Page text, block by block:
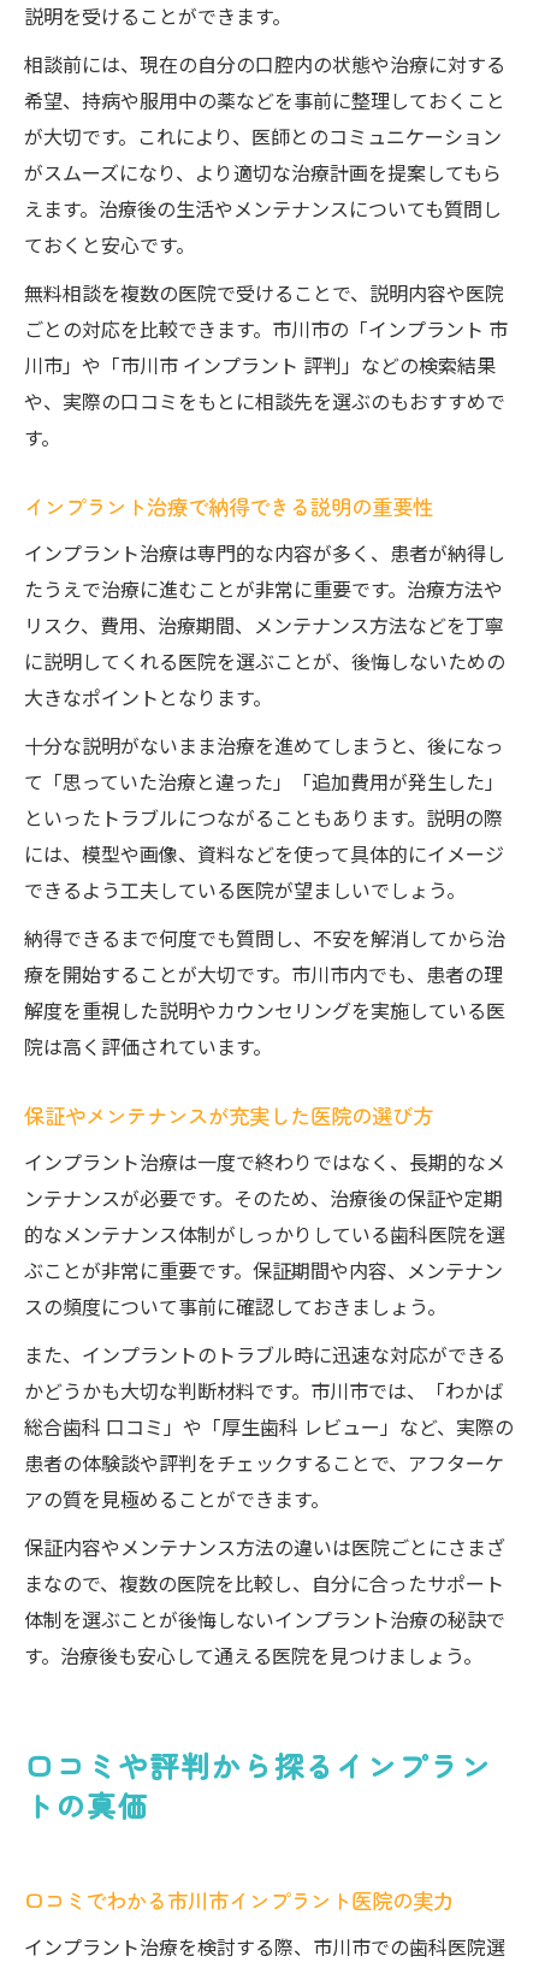
説明を受けることができます。
相談前には、現在の自分の口腔内の状態や治療に対する
希望、持病や服用中の薬などを事前に整理しておくこと
が大切です。これにより、医師とのコミュニケーション
がスムーズになり、より適切な治療計画を提案してもら
えます。治療後の生活やメンテナンスについても質問し
ておくと安心です。
無料相談を複数の医院で受けることで、説明内容や医院
ごとの対応を比較できます。市川市の「インプラント 市
川市」や「市川市 インプラント 評判」などの検索結果
や、実際の口コミをもとに相談先を選ぶのもおすすめで
す。
インプラント治療で納得できる説明の重要性
インプラント治療は専門的な内容が多く、患者が納得し
たうえで治療に進むことが非常に重要です。治療方法や
リスク、費用、治療期間、メンテナンス方法などを丁寧
に説明してくれる医院を選ぶことが、後悔しないための
大きなポイントとなります。
十分な説明がないまま治療を進めてしまうと、後になっ
て「思っていた治療と違った」「追加費用が発生した」
といったトラブルにつながることもあります。説明の際
には、模型や画像、資料などを使って具体的にイメージ
できるよう工夫している医院が望ましいでしょう。
納得できるまで何度でも質問し、不安を解消してから治
療を開始することが大切です。市川市内でも、患者の理
解度を重視した説明やカウンセリングを実施している医
院は高く評価されています。
保証やメンテナンスが充実した医院の選び方
インプラント治療は一度で終わりではなく、長期的なメ
ンテナンスが必要です。そのため、治療後の保証や定期
的なメンテナンス体制がしっかりしている歯科医院を選
ぶことが非常に重要です。保証期間や内容、メンテナン
スの頻度について事前に確認しておきましょう。
また、インプラントのトラブル時に迅速な対応ができる
かどうかも大切な判断材料です。市川市では、「わかば
総合歯科 口コミ」や「厚生歯科 レビュー」など、実際の
患者の体験談や評判をチェックすることで、アフターケ
アの質を見極めることができます。
保証内容やメンテナンス方法の違いは医院ごとにさまざ
まなので、複数の医院を比較し、自分に合ったサポート
体制を選ぶことが後悔しないインプラント治療の秘訣で
す。治療後も安心して通える医院を見つけましょう。
口コミや評判から探るインプラン
トの真価
口コミでわかる市川市インプラント医院の実力
インプラント治療を検討する際、市川市での歯科医院選